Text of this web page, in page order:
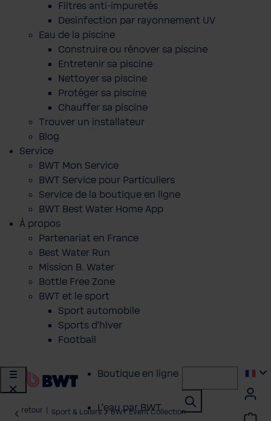
Filtres anti-impuretés
Desinfection par rayonnement UV
Eau de la piscine
Construire ou rénover sa piscine
Entretenir sa piscine
Nettoyer sa piscine
Protéger sa piscine
Chauffer sa piscine
Trouver un installateur
Blog
Service
BWT Mon Service
BWT Service pour Particuliers
Service de la boutique en ligne
BWT Best Water Home App
À propos
Partenariat en France
Best Water Run
Mission B. Water
Bottle Free Zone
BWT et le sport
Sport automobile
Sports d'hiver
Football
Boutique en ligne
L'eau par BWT
retour Sport & Loisirs BWT Event Collection